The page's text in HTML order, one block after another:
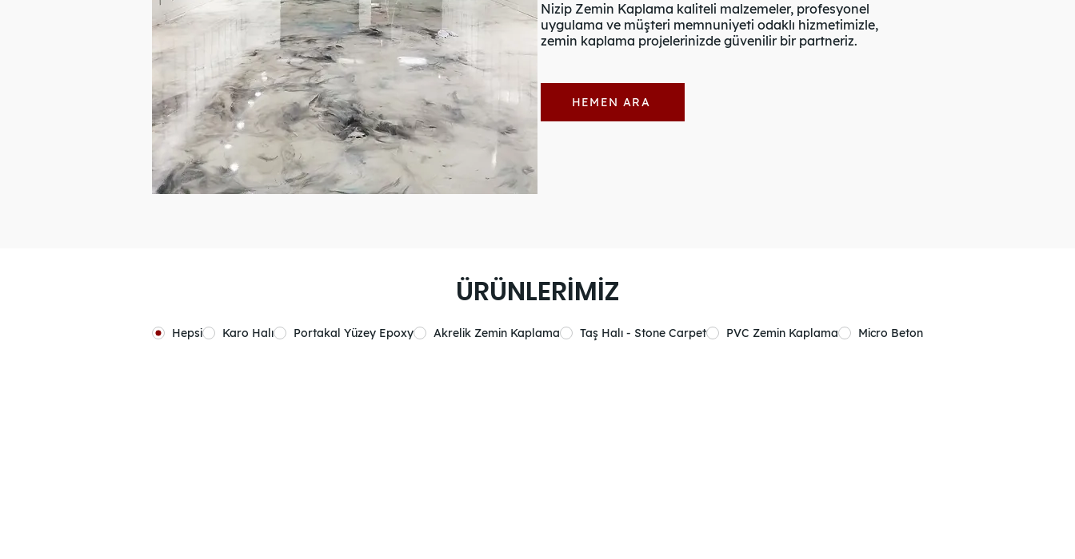
Nizip Zemin Kaplama kaliteli malzemeler, profesyonel
uygulama ve müşteri memnuniyeti odaklı hizmetimizle,
zemin kaplama projelerinizde güvenilir bir partneriz.
HEMEN ARA
ÜRÜNLERİMİZ
Hepsi Karo Halı Portakal Yüzey Epoxy Akrelik Zemin Kaplama Taş Halı - Stone Carpet PVC Zemin Kaplama Micro Beton